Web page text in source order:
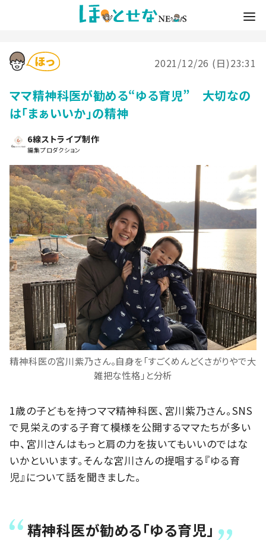
2021/12/26 (日)23:31
ママ精神科医が勧める“ゆる育児” 大切なの
は「まぁいいか」の精神
6線ストライプ制作
編集プロダクション
精神科医の宮川紫乃さん。自身を「すごくめんどくさがりやで大
雑把な性格」と分析
1歳の子どもを持つママ精神科医、宮川紫乃さん。SNS
で見栄えのする子育て模様を公開するママたちが多い
中、宮川さんはもっと肩の力を抜いてもいいのではな
いかといいます。そんな宮川さんの提唱する『ゆる育
児』について話を聞きました。
精神科医が勧める「ゆる育児」